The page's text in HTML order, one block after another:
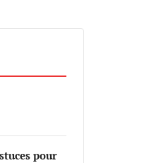
pour